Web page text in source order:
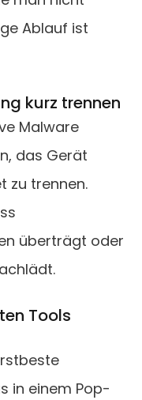
Ablauf ist
kurz trennen
Malware
das Gerät
zu trennen.
überträgt oder
Tools
in einem Pop-